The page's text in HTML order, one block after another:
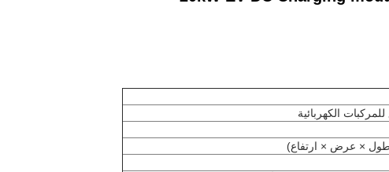
الكهربائية